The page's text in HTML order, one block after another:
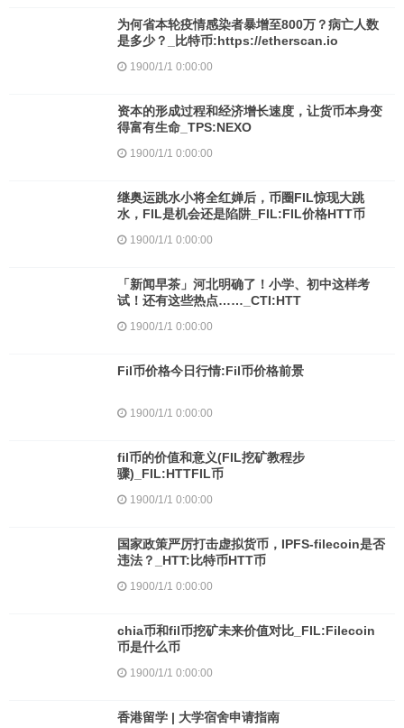
为何省本轮疫情感染者暴增至800万？病亡人数
是多少？_比特币:https://etherscan.io
1900/1/1 0:00:00
资本的形成过程和经济增长速度，让货币本身变
得富有生命_TPS:NEXO
1900/1/1 0:00:00
继奥运跳水小将全红婵后，币圈FIL惊现大跳
水，FIL是机会还是陷阱_FIL:FIL价格HTT币
1900/1/1 0:00:00
「新闻早茶」河北明确了！小学、初中这样考
试！还有这些热点……_CTI:HTT
1900/1/1 0:00:00
Fil币价格今日行情:Fil币价格前景
1900/1/1 0:00:00
fil币的价值和意义(FIL挖矿教程步
骤)_FIL:HTTFIL币
1900/1/1 0:00:00
国家政策严厉打击虚拟货币，IPFS-filecoin是否
违法？_HTT:比特币HTT币
1900/1/1 0:00:00
chia币和fil币挖矿未来价值对比_FIL:Filecoin
币是什么币
1900/1/1 0:00:00
香港留学 | 大学宿舍申请指南